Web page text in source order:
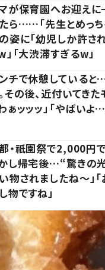
が保育園へお迎え
ら……「先生とめっち
姿に「幼児しか許さ
「大渋滞すぎるw」
チで休憩している
その後、近付いてき
ぁッッッ」「やばいよ…
・祇園祭で2,000円
し帰宅後…“驚きの
物されましたね～」「
物ですね」